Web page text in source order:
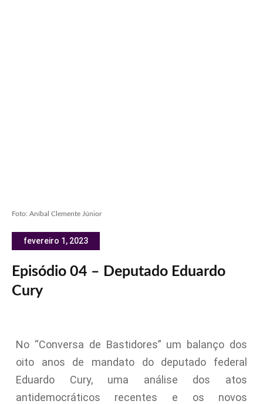
Foto: Aníbal Clemente Júnior
fevereiro 1, 2023
Episódio 04 – Deputado Eduardo
Cury
No “Conversa de Bastidores” um balanço dos
oito anos de mandato do deputado federal
Eduardo Cury, uma análise dos atos
antidemocráticos recentes e os novos